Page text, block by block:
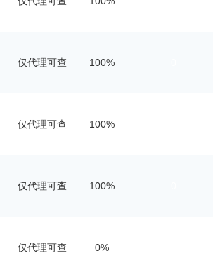
仅代理可查 100%
仅代理可查 100%
仅代理可查 100%
仅代理可查 0%